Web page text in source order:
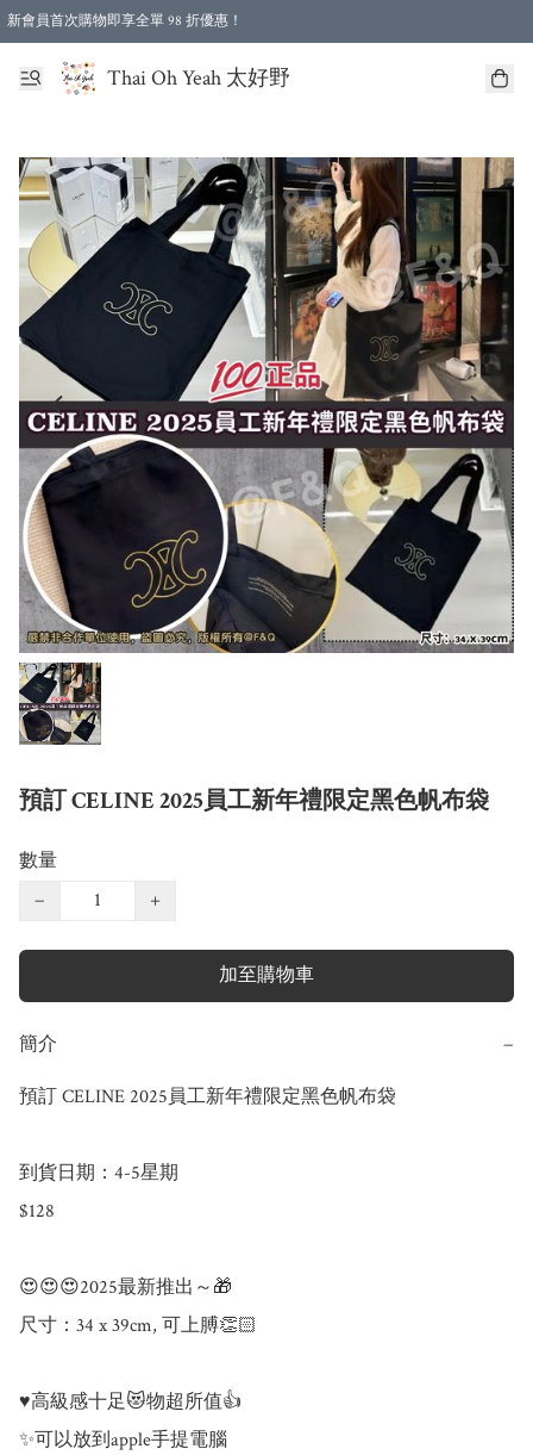
新會員首次購物即享全單 98 折優惠！
特選會員可享全單低至 96 折優惠！
Thai Oh Yeah 太好野
預訂 CELINE 2025員工新年禮限定黑色帆布袋
數量
−
+
加至購物車
簡介 −
預訂 CELINE 2025員工新年禮限定黑色帆布袋
到貨日期：4-5星期
$128
😍😍😍2025最新推出～🎁
尺寸：34 x 39cm, 可上膊👏🏻
♥️高級感十足😻物超所值👍
✨可以放到apple手提電腦